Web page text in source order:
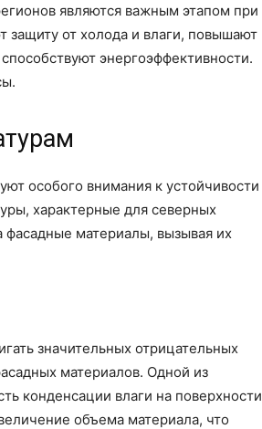
являются важным этапом при
защиту от холода и влаги, повышают
энергоэффективности.
особого внимания к устойчивости
характерные для северных
фасадные материалы, вызывая их
значительных отрицательных
материалов. Одной из
конденсации влаги на поверхности
объема материала, что